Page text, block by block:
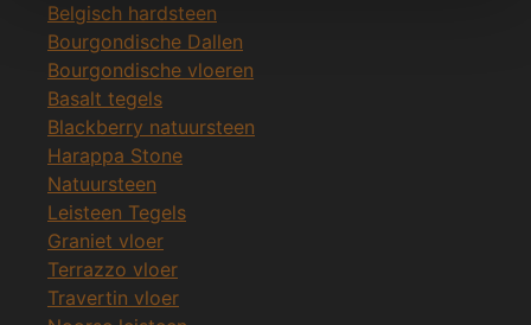
Belgisch hardsteen
Bourgondische Dallen
Bourgondische vloeren
Basalt tegels
Blackberry natuursteen
Harappa Stone
Natuursteen
Leisteen Tegels
Graniet vloer
Terrazzo vloer
Travertin vloer